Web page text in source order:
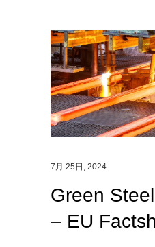
7月 25日, 2024
Green
– EU